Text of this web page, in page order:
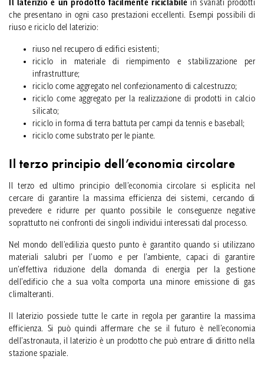
Il laterizio è un prodotto facilmente riciclabile in svariati prodotti
che presentano in ogni caso prestazioni eccellenti. Esempi possibili di
riuso e riciclo del laterizio:
riuso nel recupero di edifici esistenti;
riciclo in materiale di riempimento e stabilizzazione per
infrastrutture;
riciclo come aggregato nel confezionamento di calcestruzzo;
riciclo come aggregato per la realizzazione di prodotti in calcio
silicato;
riciclo in forma di terra battuta per campi da tennis e baseball;
riciclo come substrato per le piante.
Il terzo principio dell’economia circolare
Il terzo ed ultimo principio dell’economia circolare si esplicita nel
cercare di garantire la massima efficienza dei sistemi, cercando di
prevedere e ridurre per quanto possibile le conseguenze negative
soprattutto nei confronti dei singoli individui interessati dal processo.
Nel mondo dell’edilizia questo punto è garantito quando si utilizzano
materiali salubri per l’uomo e per l’ambiente, capaci di garantire
un’effettiva riduzione della domanda di energia per la gestione
dell’edificio che a sua volta comporta una minore emissione di gas
climalteranti.
Il laterizio possiede tutte le carte in regola per garantire la massima
efficienza. Si può quindi affermare che se il futuro è nell’economia
dell’astronauta, il laterizio è un prodotto che può entrare di diritto nella
stazione spaziale.